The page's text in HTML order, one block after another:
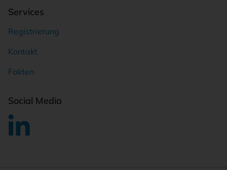
Services
Registrierung
Kontakt
Fakten
Social Media